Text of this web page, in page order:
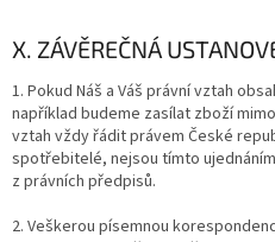
X. ZÁVĚREČNÁ
1. Pokud Náš a Váš právní vztah
například budeme zasílat zboží
vztah vždy řádit právem České
spotřebitelé, nejsou tímto
z právních předpisů.
2. Veškerou písemnou